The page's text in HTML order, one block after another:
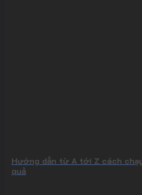
Hướng dẫn từ A tới Z cách
quả